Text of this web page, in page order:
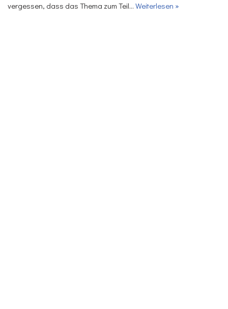
vergessen, dass das Thema zum Teil… Weiterlesen »